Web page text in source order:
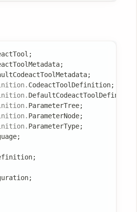
;
;
;
. CodeactToolDefinition;
. DefaultCodeactToolDefinition
. ParameterTree;
. ParameterNode;
. ParameterType;
;
;
;